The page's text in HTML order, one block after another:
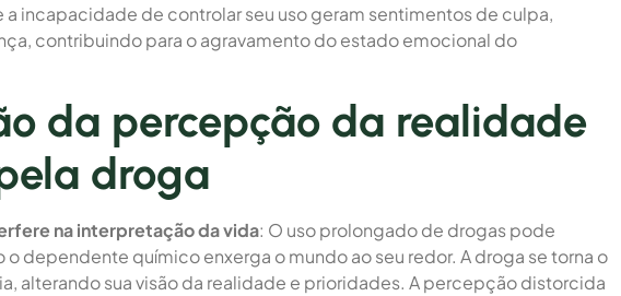
incapacidade de controlar seu uso geram sentimentos de culpa,
contribuindo para o agravamento do estado emocional do
da percepção da realidade
droga
na interpretação da vida: O uso prolongado de drogas pode
dependente químico enxerga o mundo ao seu redor. A droga se torna o
alterando sua visão da realidade e prioridades. A percepção distorcida